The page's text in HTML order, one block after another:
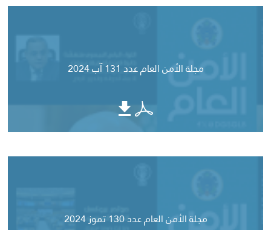
مجلة الأمن العام عدد 131 آب 2024
مجلة الأمن العام عدد 130 تموز 2024